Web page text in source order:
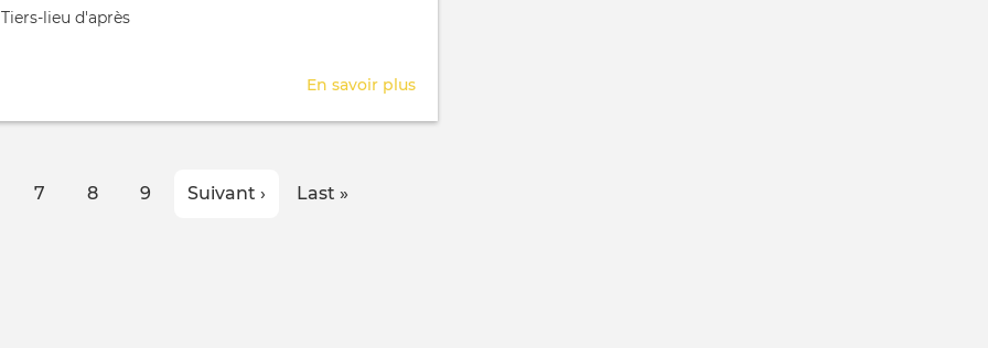
aura lieu au / à
Tiers-lieu d'après
En savoir plus
Page
7 Page
8 Page
9
Page
Suivant ›
Dernière
Last »